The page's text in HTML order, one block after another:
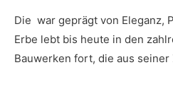
Die ⁢ war geprägt von ⁢Eleganz,
Erbe lebt bis heute in den
‌Bauwerken⁤ fort, die aus seiner